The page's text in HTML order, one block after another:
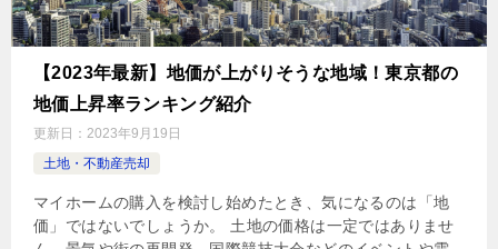
【2023年最新】地価が上がりそうな地域！東京都の
地価上昇率ランキング紹介
更新日： 2023年9月19日
土地・不動産売却
マイホームの購入を検討し始めたとき、気になるのは「地
価」ではないでしょうか。 土地の価格は一定ではありませ